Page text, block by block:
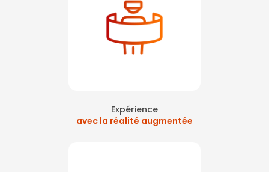
Expérience
avec la réalité augmentée